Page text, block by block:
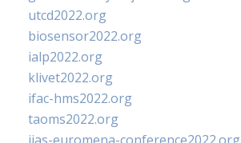
utcd2022.org
biosensor2022.org
ialp2022.org
klivet2022.org
ifac-hms2022.org
taoms2022.org